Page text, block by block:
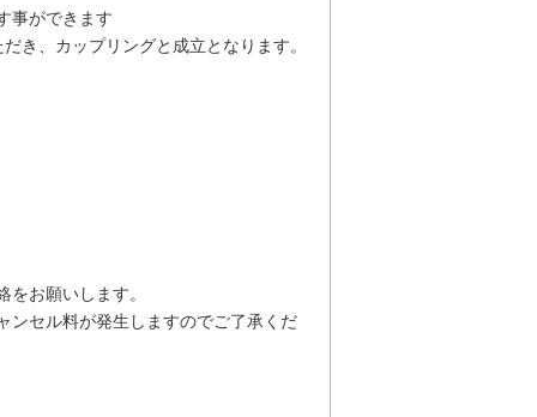
事ができます
き、カップリングと成立となります。
お願いします。
ンセル料が発生しますのでご了承くだ